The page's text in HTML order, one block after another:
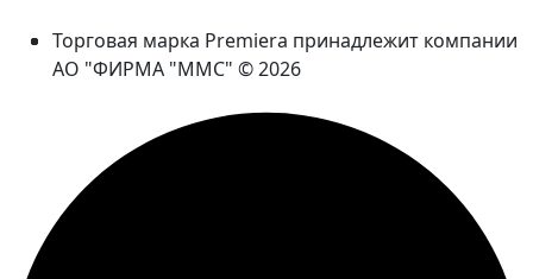
Торговая марка Premiera принадлежит компании
АО "ФИРМА "ММС" © 2026